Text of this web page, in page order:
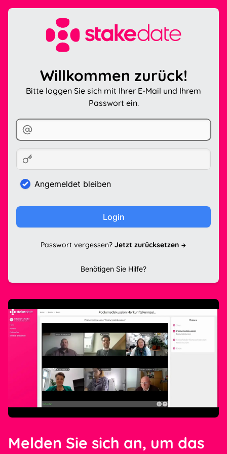
Willkommen zurück!
Bitte loggen Sie sich mit Ihrer E-Mail und Ihrem
Passwort ein.
Angemeldet bleiben
Login
Passwort vergessen? Jetzt zurücksetzen
Benötigen Sie Hilfe?
Melden Sie sich an, um das